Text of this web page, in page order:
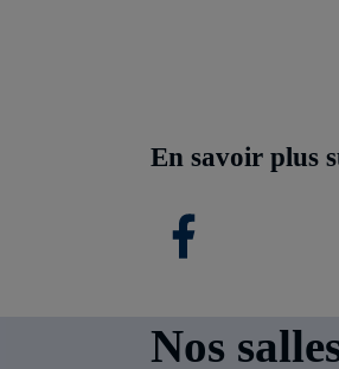
En savoir plus
Nos